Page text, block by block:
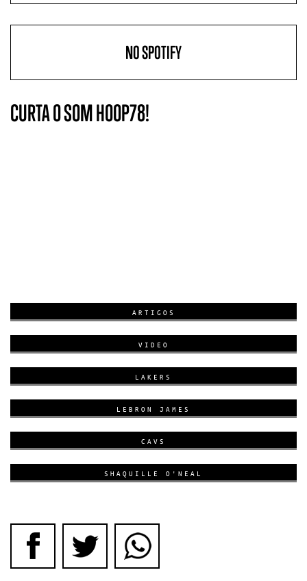
NO SPOTIFY
CURTA O SOM HOOP78!
ARTIGOS
VIDEO
LAKERS
LEBRON JAMES
CAVS
SHAQUILLE O'NEAL